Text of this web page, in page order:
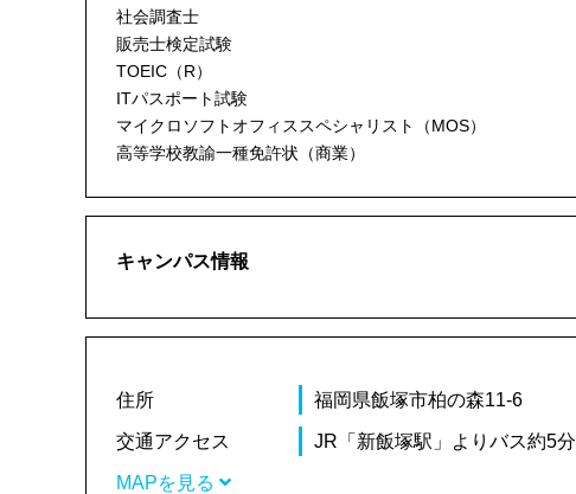
社会調査士
販売士検定試験
TOEIC（R）
ITパスポート試験
マイクロソフトオフィススペシャリスト（MOS）
高等学校教諭一種免許状（商業）
キャンパス情報
住所 福岡県飯塚市柏の森11-6
交通アクセス JR「新飯塚駅」よりバス約5分
MAPを見る